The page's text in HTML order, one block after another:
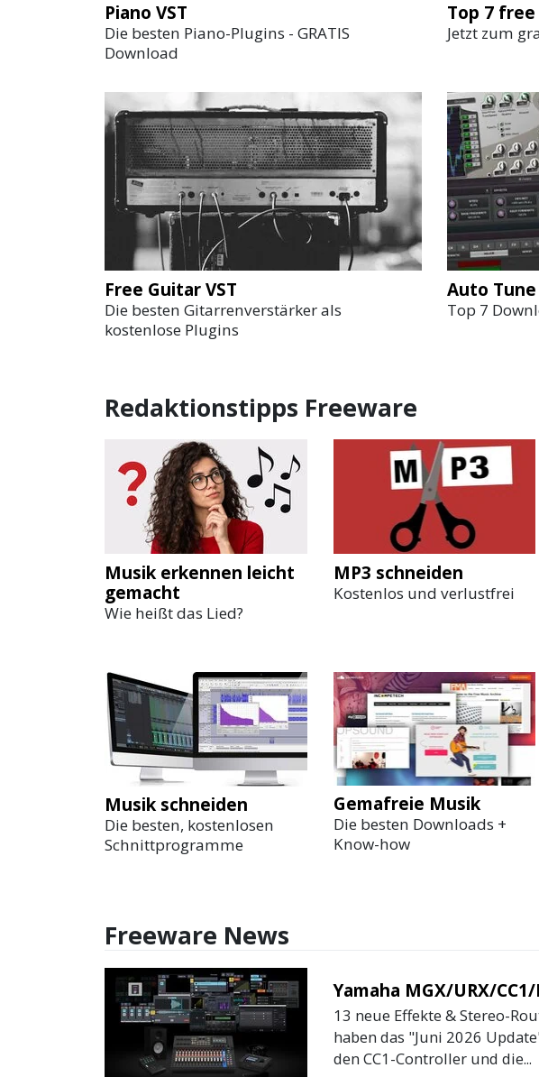
Piano VST
Die besten Piano-Plugins - GRATIS
Download
Top 7 free
Jetzt zum
Free Guitar VST
Die besten Gitarrenverstärker als
kostenlose Plugins
Auto
Top 7
Redaktionstipps Freeware
Musik erkennen leicht
gemacht
Wie heißt das Lied?
MP3 schneiden
Kostenlos und verlustfrei
Musik schneiden
Die besten, kostenlosen
Schnittprogramme
Gemafreie Musik
Die besten Downloads +
Know-how
Freeware News
Yamaha MGX/URX/
13 neue Effekte & Stereo-
haben das "Juni 2026
den CC1-Controller und die...